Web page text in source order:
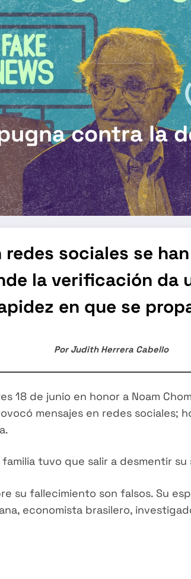
contra la
sociales se
la verificación
en que se
Por Judith Herrera Cabello
de junio en honor a Noam
mensajes en redes sociales;
tuvo que salir a desmentir
su fallecimiento son falsos. Su
economista brasilero,